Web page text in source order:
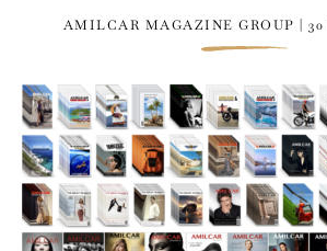
AMILCAR MAGAZINE GROUP |